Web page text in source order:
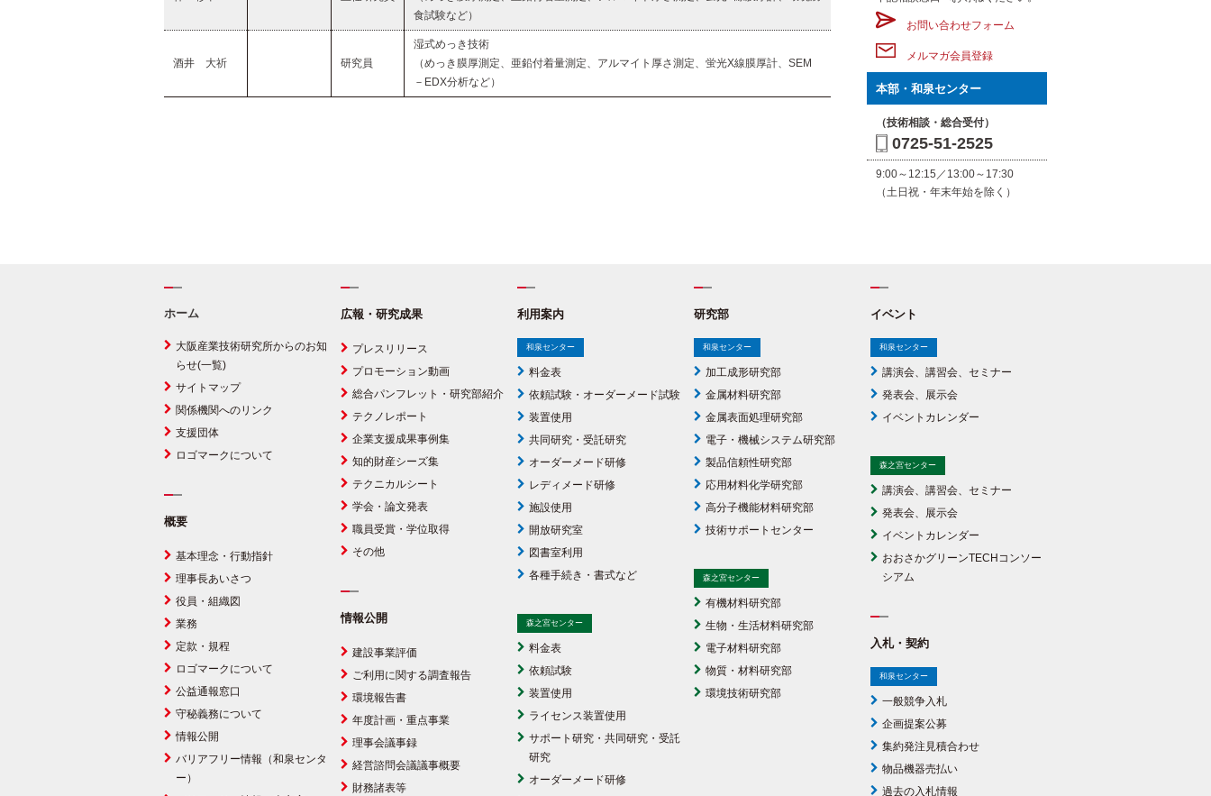
食試験など）
酒井 大祈 研究員
湿式めっき技術
（めっき膜厚測定、亜鉛付着量測定、アルマイト厚さ測定、蛍光X線膜厚計、SEM
－EDX分析など）
お問い合わせフォーム
メルマガ会員登録
本部・和泉センター
（技術相談・総合受付）
0725-51-2525
9:00～12:15／13:00～17:30
（土日祝・年末年始を除く）
ホーム
大阪産業技術研究所からのお知
らせ(一覧)
サイトマップ
関係機関へのリンク
支援団体
ロゴマークについて
概要
基本理念・行動指針
理事長あいさつ
役員・組織図
業務
定款・規程
ロゴマークについて
公益通報窓口
守秘義務について
情報公開
バリアフリー情報（和泉センタ
ー）
広報・研究成果
プレスリリース
プロモーション動画
総合パンフレット・研究部紹介
テクノレポート
企業支援成果事例集
知的財産シーズ集
テクニカルシート
学会・論文発表
職員受賞・学位取得
その他
情報公開
建設事業評価
ご利用に関する調査報告
環境報告書
年度計画・重点事業
理事会議事録
経営諮問会議議事概要
財務諸表等
利用案内
和泉センター
料金表
依頼試験・オーダーメード試験
装置使用
共同研究・受託研究
オーダーメード研修
レディメード研修
施設使用
開放研究室
図書室利用
各種手続き・書式など
森之宮センター
料金表
依頼試験
装置使用
ライセンス装置使用
サポート研究・共同研究・受託
研究
オーダーメード研修
研究部
和泉センター
加工成形研究部
金属材料研究部
金属表面処理研究部
電子・機械システム研究部
製品信頼性研究部
応用材料化学研究部
高分子機能材料研究部
技術サポートセンター
森之宮センター
有機材料研究部
生物・生活材料研究部
電子材料研究部
物質・材料研究部
環境技術研究部
イベント
和泉センター
講演会、講習会、セミナー
発表会、展示会
イベントカレンダー
森之宮センター
講演会、講習会、セミナー
発表会、展示会
イベントカレンダー
おおさかグリーンTECHコンソー
シアム
入札・契約
和泉センター
一般競争入札
企画提案公募
集約発注見積合わせ
物品機器売払い
過去の入札情報